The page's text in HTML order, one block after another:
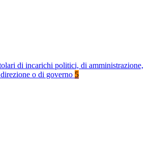
di incarichi politici, di amministrazione,
o di governo 5